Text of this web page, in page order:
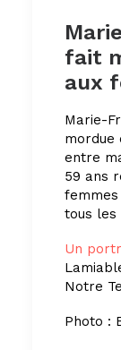
fait
aux
Marie-
mordue
entre
59 ans
femmes
tous les
Un
Notre
Photo :